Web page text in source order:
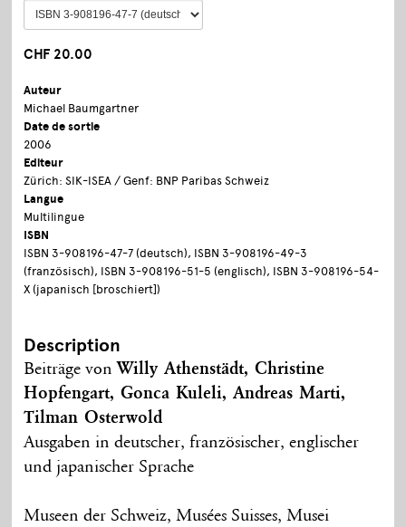
CHF 20.00
Auteur
Michael Baumgartner
Date de sortie
2006
Editeur
Zürich: SIK-ISEA / Genf: BNP Paribas Schweiz
Langue
Multilingue
ISBN
ISBN 3-908196-47-7 (deutsch), ISBN 3-908196-49-3
(französisch), ISBN 3-908196-51-5 (englisch), ISBN 3-908196-54-
X (japanisch [broschiert])
Description
Beiträge von Willy Athenstädt, Christine
Hopfengart, Gonca Kuleli, Andreas Marti,
Tilman Osterwold
Ausgaben in deutscher, französischer, englischer
und japanischer Sprache
Museen der Schweiz, Musées Suisses, Musei